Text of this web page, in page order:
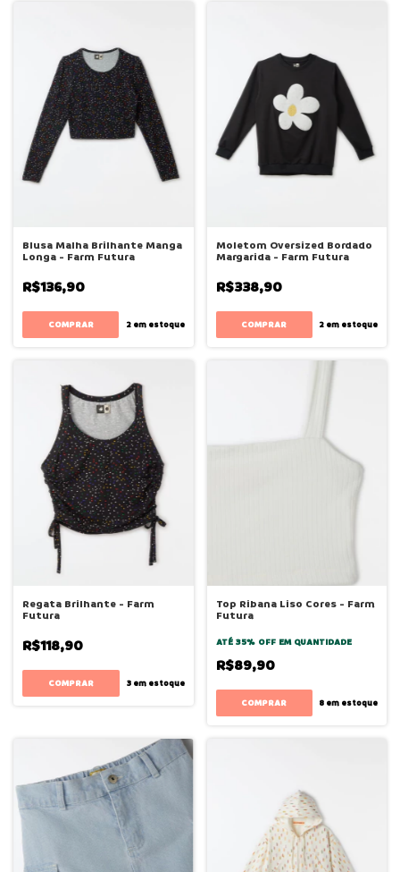
Blusa Malha Brilhante Manga
Longa - Farm Futura
R$136,90
COMPRAR 2em estoque
Moletom Oversized Bordado
Margarida - Farm Futura
R$338,90
COMPRAR 2 em estoque
Regata Brilhante - Farm
Futura
R$118,90
COMPRAR 3em estoque
Top Ribana Liso Cores - Farm
Futura
ATÉ 35% OFF EM QUANTIDADE
R$89,90
COMPRAR 8 em estoque